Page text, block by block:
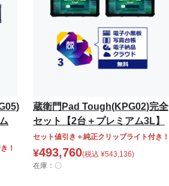
！
蔵衛門Pad Tough(KPG02)完全
セット【2台＋プレミアム3L】
セット値引き＋純正クリップライト付き！
¥493,760(税込 ¥543,136)
在庫：〇